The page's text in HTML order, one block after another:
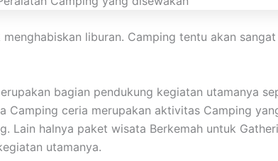
liburan. Camping tentu akan
bagian pendukung kegiatan utamanya
ceria merupakan aktivitas Camping
Lain halnya paket wisata Berkemah untuk
utamanya.